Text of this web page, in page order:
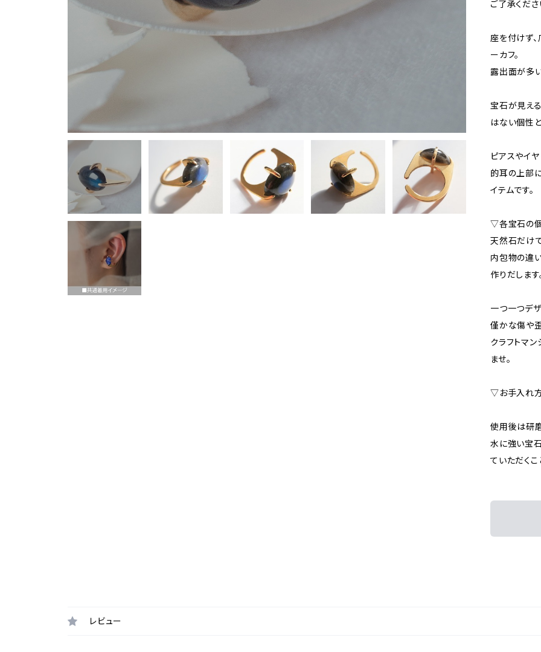
ご了承くださ
座を付けず
ーカフ。
露出面が多
宝石が見え
はない個性
ピアスやイ
的耳の上部
イテムです。
▽各宝石の個
天然石だけ
内包物の違
作りだします
一つ一つデ
僅かな傷や
クラフトマ
ませ。
▽お手入れ
使用後は研
水に強い宝
ていただくこ
レビュー